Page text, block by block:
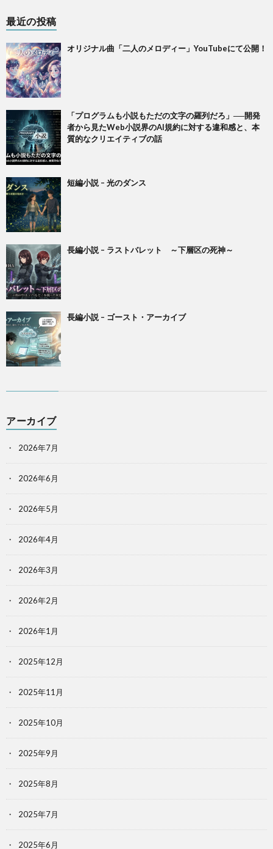
最近の投稿
オリジナル曲「二人のメロディー」YouTubeにて公開！
「プログラムも小説もただの文字の羅列だろ」──開発
者から見たWeb小説界のAI規約に対する違和感と、本
質的なクリエイティブの話
短編小説 – 光のダンス
長編小説 – ラストバレット ～下層区の死神～
長編小説 – ゴースト・アーカイブ
アーカイブ
2026年7月
2026年6月
2026年5月
2026年4月
2026年3月
2026年2月
2026年1月
2025年12月
2025年11月
2025年10月
2025年9月
2025年8月
2025年7月
2025年6月